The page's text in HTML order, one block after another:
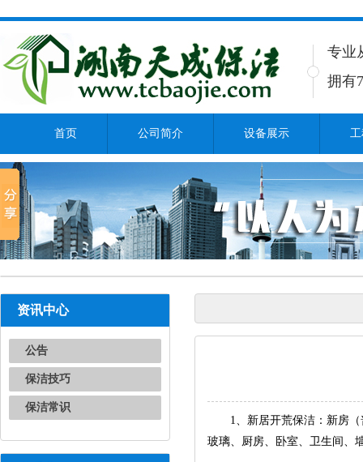
专业
拥有
首页 公司简介 设备展示
资讯中心
公告
保洁技巧
保洁常识
1、新居开荒保洁：新房（
玻璃、厨房、卧室、卫生间、